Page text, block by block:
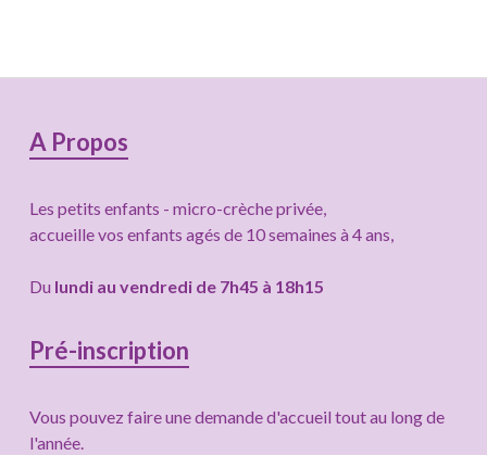
Colonne
subsidiaire
A Propos
Les petits enfants - micro-crèche privée,
accueille vos enfants agés de 10 semaines à 4 ans,
Du lundi au vendredi de 7h45 à 18h15
Pré-inscription
Vous pouvez faire une demande d'accueil tout au long de
l'année.